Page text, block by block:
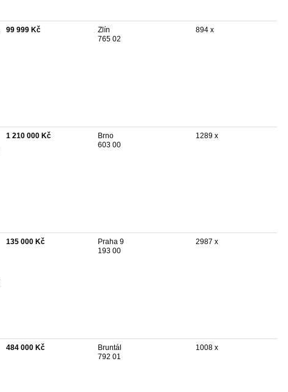
99 999 Kč
Zlín
765 02
894 x
1 210 000 Kč
Brno
603 00
1289 x
135 000 Kč
Praha 9
193 00
2987 x
484 000 Kč
Bruntál
792 01
1008 x